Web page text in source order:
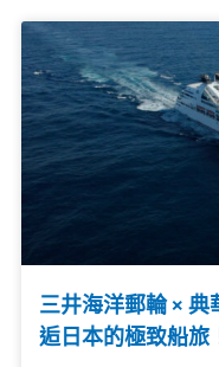
三井海洋郵輪 ×
逅日本的極致船旅